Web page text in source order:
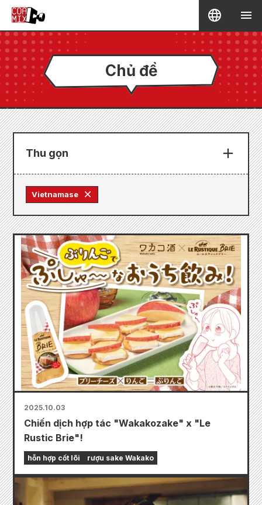
Chủ đề
Thu gọn
Vietnamase
2025.10.03
Chiến dịch hợp tác "Wakakozake" x "Le
Rustic Brie"!
hỗn hợp cốt lõi rượu sake Wakako